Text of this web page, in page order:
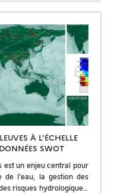
À L’ÉCHELLE
SWOT
est un enjeu central pour
l’eau, la gestion des
risques hydrologiques.